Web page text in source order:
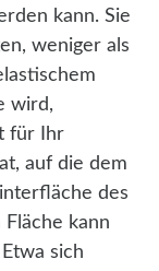
kann. Sie
weniger als
wird,
für Ihr
auf die dem
des
kann
sich